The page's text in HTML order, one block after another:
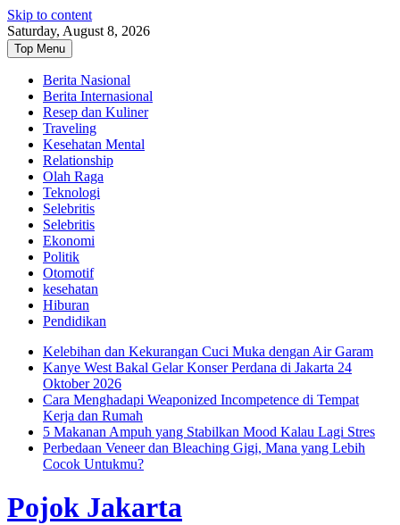
Skip to content
Saturday, August 8, 2026
Top Menu
Berita Nasional
Berita Internasional
Resep dan Kuliner
Traveling
Kesehatan Mental
Relationship
Olah Raga
Teknologi
Selebritis
Selebritis
Ekonomi
Politik
Otomotif
kesehatan
Hiburan
Pendidikan
Kelebihan dan Kekurangan Cuci Muka dengan Air Garam
Kanye West Bakal Gelar Konser Perdana di Jakarta 24
Oktober 2026
Cara Menghadapi Weaponized Incompetence di Tempat
Kerja dan Rumah
5 Makanan Ampuh yang Stabilkan Mood Kalau Lagi Stres
Perbedaan Veneer dan Bleaching Gigi, Mana yang Lebih
Cocok Untukmu?
Pojok Jakarta